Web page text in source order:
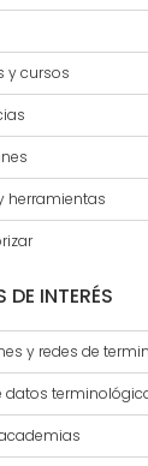
y cursos
herramientas
DE INTERÉS
y redes de
datos